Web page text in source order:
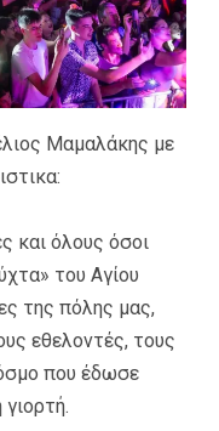
Μαμαλάκης με
και όλους όσοι
του Αγίου
της πόλης μας,
εθελοντές, τους
που έδωσε